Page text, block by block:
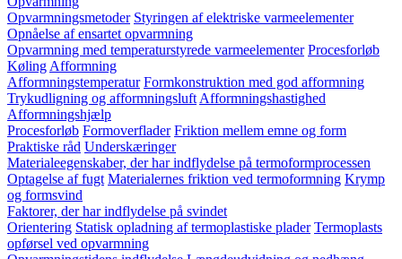
Opvarmningsmetoder Styringen af elektriske varmeelementer
Opnåelse af ensartet opvarmning
Opvarmning med temperaturstyrede varmeelementer Procesforløb
Køling Afformning
Afformningstemperatur Formkonstruktion med god afformning
Trykudligning og afformningsluft Afformningshastighed
Afformningshjælp
Procesforløb Formoverflader Friktion mellem emne og form
Praktiske råd Underskæringer
Materialeegenskaber, der har indflydelse på termoformprocessen
Optagelse af fugt Materialernes friktion ved termoformning Krymp
og formsvind
Faktorer, der har indflydelse på svindet
Orientering Statisk opladning af termoplastiske plader Termoplasts
opførsel ved opvarmning